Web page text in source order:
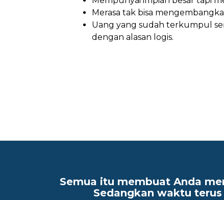
Merasa tak bisa
Uang yang sudah terkumpul
dengan alasan logis.
Semua itu membuat Anda
Sedangkan waktu